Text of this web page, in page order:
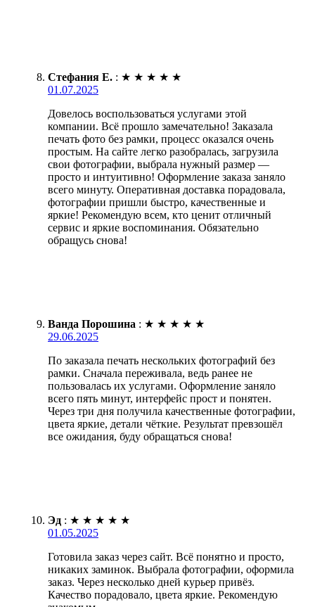
Стефания Е. : ★ ★ ★ ★ ★
01.07.2025
Довелось воспользоваться услугами этой
компании. Всё прошло замечательно! Заказала
печать фото без рамки, процесс оказался очень
простым. На сайте легко разобралась, загрузила
свои фотографии, выбрала нужный размер —
просто и интуитивно! Оформление заказа заняло
всего минуту. Оперативная доставка порадовала,
фотографии пришли быстро, качественные и
яркие! Рекомендую всем, кто ценит отличный
сервис и яркие воспоминания. Обязательно
обращусь снова!
Ванда Порошина : ★ ★ ★ ★ ★
29.06.2025
По заказала печать нескольких фотографий без
рамки. Сначала переживала, ведь ранее не
пользовалась их услугами. Оформление заняло
всего пять минут, интерфейс прост и понятен.
Через три дня получила качественные фотографии,
цвета яркие, детали чёткие. Результат превзошёл
все ожидания, буду обращаться снова!
Эд : ★ ★ ★ ★ ★
01.05.2025
Готовила заказ через сайт. Всё понятно и просто,
никаких заминок. Выбрала фотографии, оформила
заказ. Через несколько дней курьер привёз.
Качество порадовало, цвета яркие. Рекомендую